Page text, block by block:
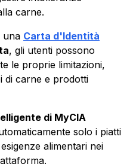
carne.
una Carta d'Identità
, gli utenti possono
le proprie limitazioni,
di carne e prodotti
di MyCIA
solo i piatti
alimentari nei